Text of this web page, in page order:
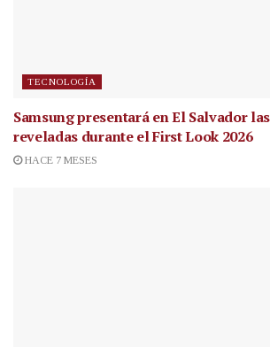
TECNOLOGÍA
Samsung presentará en El Salvador
reveladas durante el First Look 2026
HACE 7 MESES